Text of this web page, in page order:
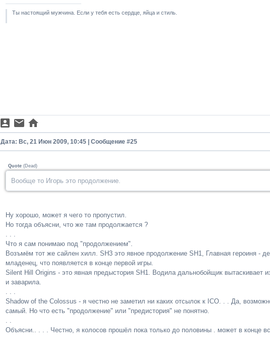
Ты настоящий мужчина. Если у тебя есть сердце, яйца и стиль.
Дата: Вс, 21 Июн 2009, 10:45 | Сообщение #25
Quote (Dead)
Вообще то Игорь это продолжение.
Ну хорошо, может я чего то пропустил.
Но тогда объясни, что же там продолжается ?
. . .
Что я сам понимаю под "продолжением".
Возъмём тот же сайлен хилл. SH3 это явное продолжение SH1, Главная героиня -
младенец, что появляется в конце первой игры.
Silent Hill Origins - это явная предыстория SH1. Водила дальнобойщик вытаскивает
и заварила.
. . .
Shadow of the Colossus - я честно не заметил ни каких отсылок к ICO. . . Да,
самый. Но что есть "продолжение" или "предистория" не понятно.
. .
Объясни.. . . . Честно, я колосов прошёл пока только до половины . может в конце